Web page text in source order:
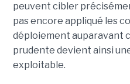
peuvent cibler
pas encore appliqué les
déploiement auparavant
prudente devient ainsi
exploitable.